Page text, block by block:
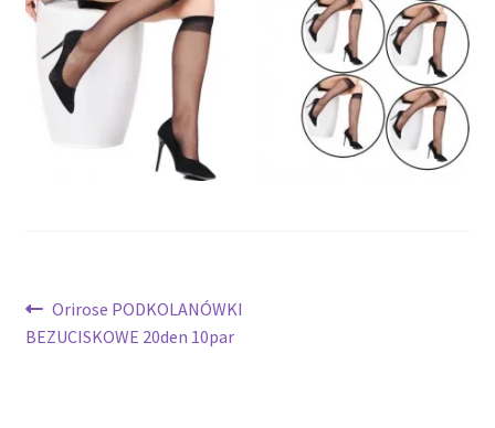
potomne
Nawigacja
wpisu
Poprzedni
wpis:
Orirose PODKOLANÓWKI
BEZUCISKOWE 20den 10par